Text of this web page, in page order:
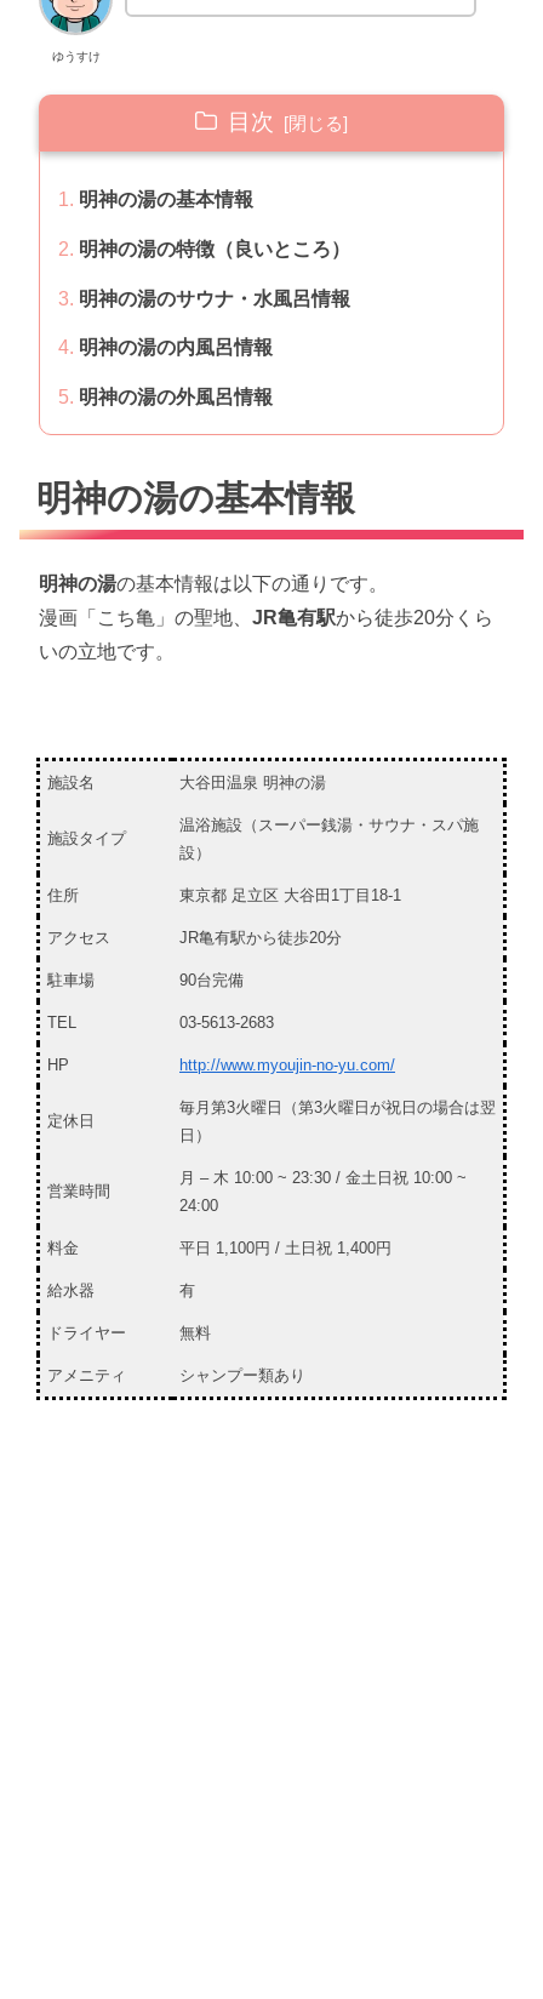
ゆうすけ
目次
明神の湯の基本情報
明神の湯の特徴（良いところ）
明神の湯のサウナ・水風呂情報
明神の湯の内風呂情報
明神の湯の外風呂情報
明神の湯の基本情報
明神の湯の基本情報は以下の通りです。
漫画「こち亀」の聖地、 JR亀有駅から徒歩20分くら
いの立地です。
施設名 大谷田温泉 明神の湯
施設タイプ
温浴施設（スーパー銭湯・サウナ・スパ施
設）
住所 東京都 足立区 大谷田1丁目18-1
アクセス JR亀有駅から徒歩20分
駐車場 90台完備
TEL 03-5613-2683
HP http://www.myoujin-no-yu.com/
定休日
毎月第3火曜日（第3火曜日が祝日の場合は翌
日）
営業時間
月 – 木 10:00 ~ 23:30 / 金土日祝 10:00 ~
24:00
料金 平日 1,100円 / 土日祝 1,400円
給水器 有
ドライヤー 無料
アメニティ シャンプー類あり